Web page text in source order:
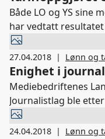
Både LO og YS sine
har vedtatt
27.04.2018 | Lønn og
Enighet i
Mediebedriftenes
Journalistlag ble
enige om årets
lønnstillegg til alle på
24.04.2018 | Lønn og